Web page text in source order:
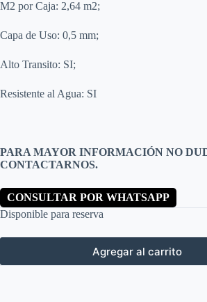
M2 por Caja: 2,64 m2;
Capa de Uso: 0,5 mm;
Alto Transito: SI;
Resistente al Agua: SI
PARA MAYOR INFORMACIÓN NO
CONTACTARNOS.
CONSULTAR POR WHATSAPP
Disponible para reserva
Agregar al carrito